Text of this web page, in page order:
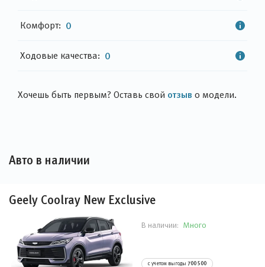
Хочешь быть первым? Оставь свой отзыв о модели.
Комфорт: 0
Ходовые качества: 0
Авто в наличии
Geely Coolray New Exclusive
В наличии: Много
с учетом выгоды 700 500